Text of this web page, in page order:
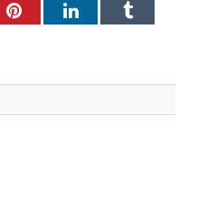
PinterestLinkedInTumblr